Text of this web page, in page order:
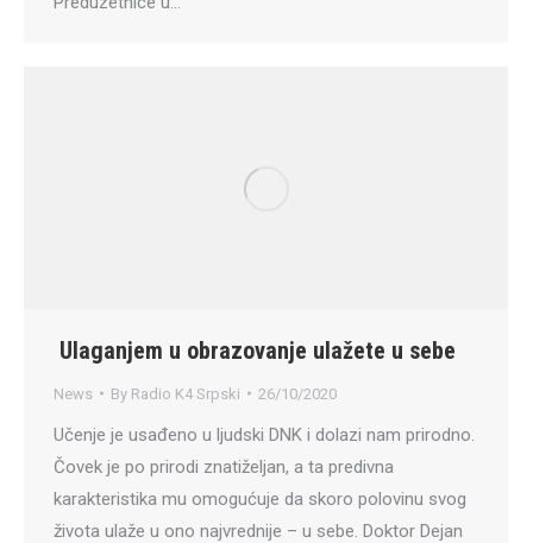
Ulaganjem u obrazovanje ulažete u sebe
News By Radio K4 Srpski 26/10/2020
Učenje je usađeno u ljudski DNK i dolazi nam prirodno.
Čovek je po prirodi znatiželjan, a ta predivna
karakteristika mu omogućuje da skoro polovinu svog
života ulaže u ono najvrednije – u sebe. Doktor Dejan